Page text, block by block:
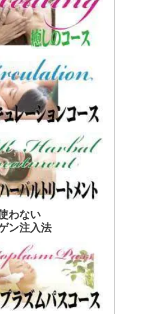
わない
ン注入法